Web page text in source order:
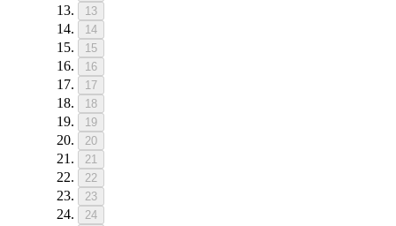
13
14
15
16
17
18
19
20
21
22
23
24